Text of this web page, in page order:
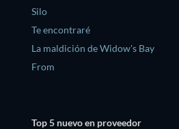
Silo
Te encontraré
La maldición de Widow's Bay
From
Top 5 nuevo en proveedor